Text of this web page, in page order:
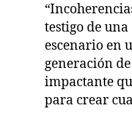
testigo de
escenario en
generación
impactante
para crear